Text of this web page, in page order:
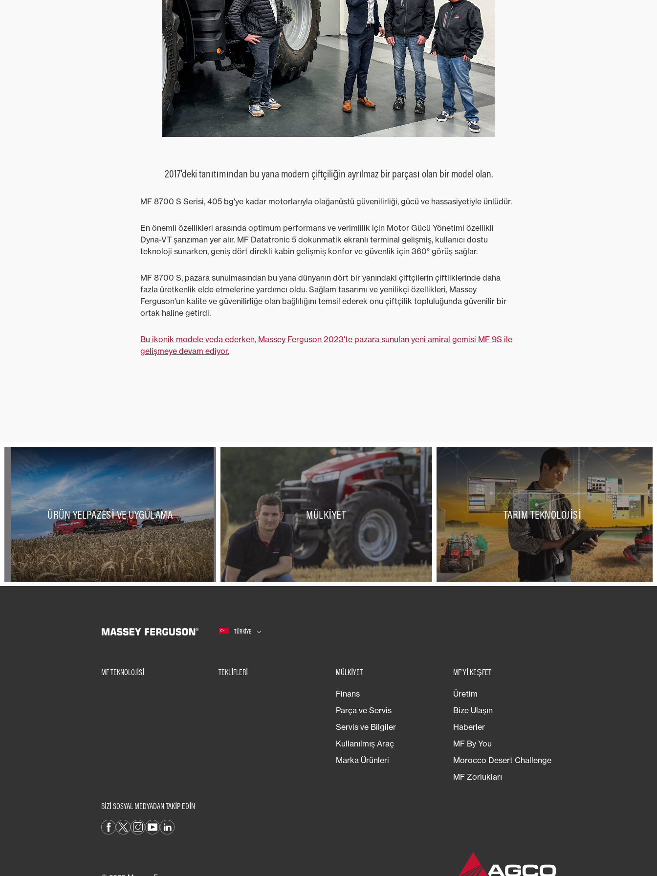
2017'deki tanıtımından bu yana modern çiftçiliğin ayrılmaz bir parçası olan bir model olan.
MF 8700 S Serisi, 405 bg'ye kadar motorlarıyla olağanüstü güvenilirliği, gücü ve hassasiyetiyle ünlüdür.
En önemli özellikleri arasında optimum performans ve verimlilik için Motor Gücü Yönetimi özellikli
Dyna-VT şanzıman yer alır. MF Datatronic 5 dokunmatik ekranlı terminal gelişmiş, kullanıcı dostu
teknoloji sunarken, geniş dört direkli kabin gelişmiş konfor ve güvenlik için 360° görüş sağlar.
MF 8700 S, pazara sunulmasından bu yana dünyanın dört bir yanındaki çiftçilerin çiftliklerinde daha
fazla üretkenlik elde etmelerine yardımcı oldu. Sağlam tasarımı ve yenilikçi özellikleri, Massey
Ferguson'un kalite ve güvenilirliğe olan bağlılığını temsil ederek onu çiftçilik topluluğunda güvenilir bir
ortak haline getirdi.
Bu ikonik modele veda ederken, Massey Ferguson 2023'te pazara sunulan yeni amiral gemisi MF 9S ile
gelişmeye devam ediyor.
ÜRÜN YELPAZESI VE UYGULAMA MÜLKIYET TARIM TEKNOLOJISI
TÜRKIYE
MF TEKNOLOJISI TEKLİFLERİ MÜLKIYET
Finans
Parça ve Servis
Servis ve Bilgiler
Kullanılmış Araç
Marka Ürünleri
MF'YI KEŞFET
Üretim
Bize Ulaşın
Haberler
MF By You
Morocco Desert Challenge
MF Zorlukları
BİZİ SOSYAL MEDYADAN TAKİP EDİN